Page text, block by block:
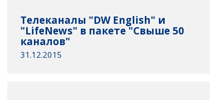
Телеканалы "DW English" и
"LifeNews" в пакете "Свыше 50
каналов"
31.12.2015